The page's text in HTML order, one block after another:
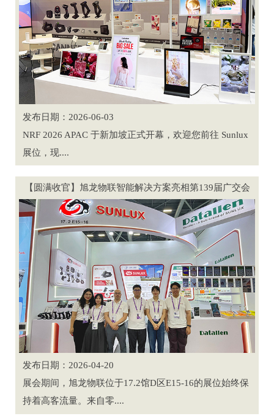
发布日期：2026-06-03
NRF 2026 APAC 于新加坡正式开幕，欢迎您前往 Sunlux
展位，现....
【圆满收官】旭龙物联智能解决方案亮相第139届广交会
发布日期：2026-04-20
展会期间，旭龙物联位于17.2馆D区E15-16的展位始终保
持着高客流量。来自零....